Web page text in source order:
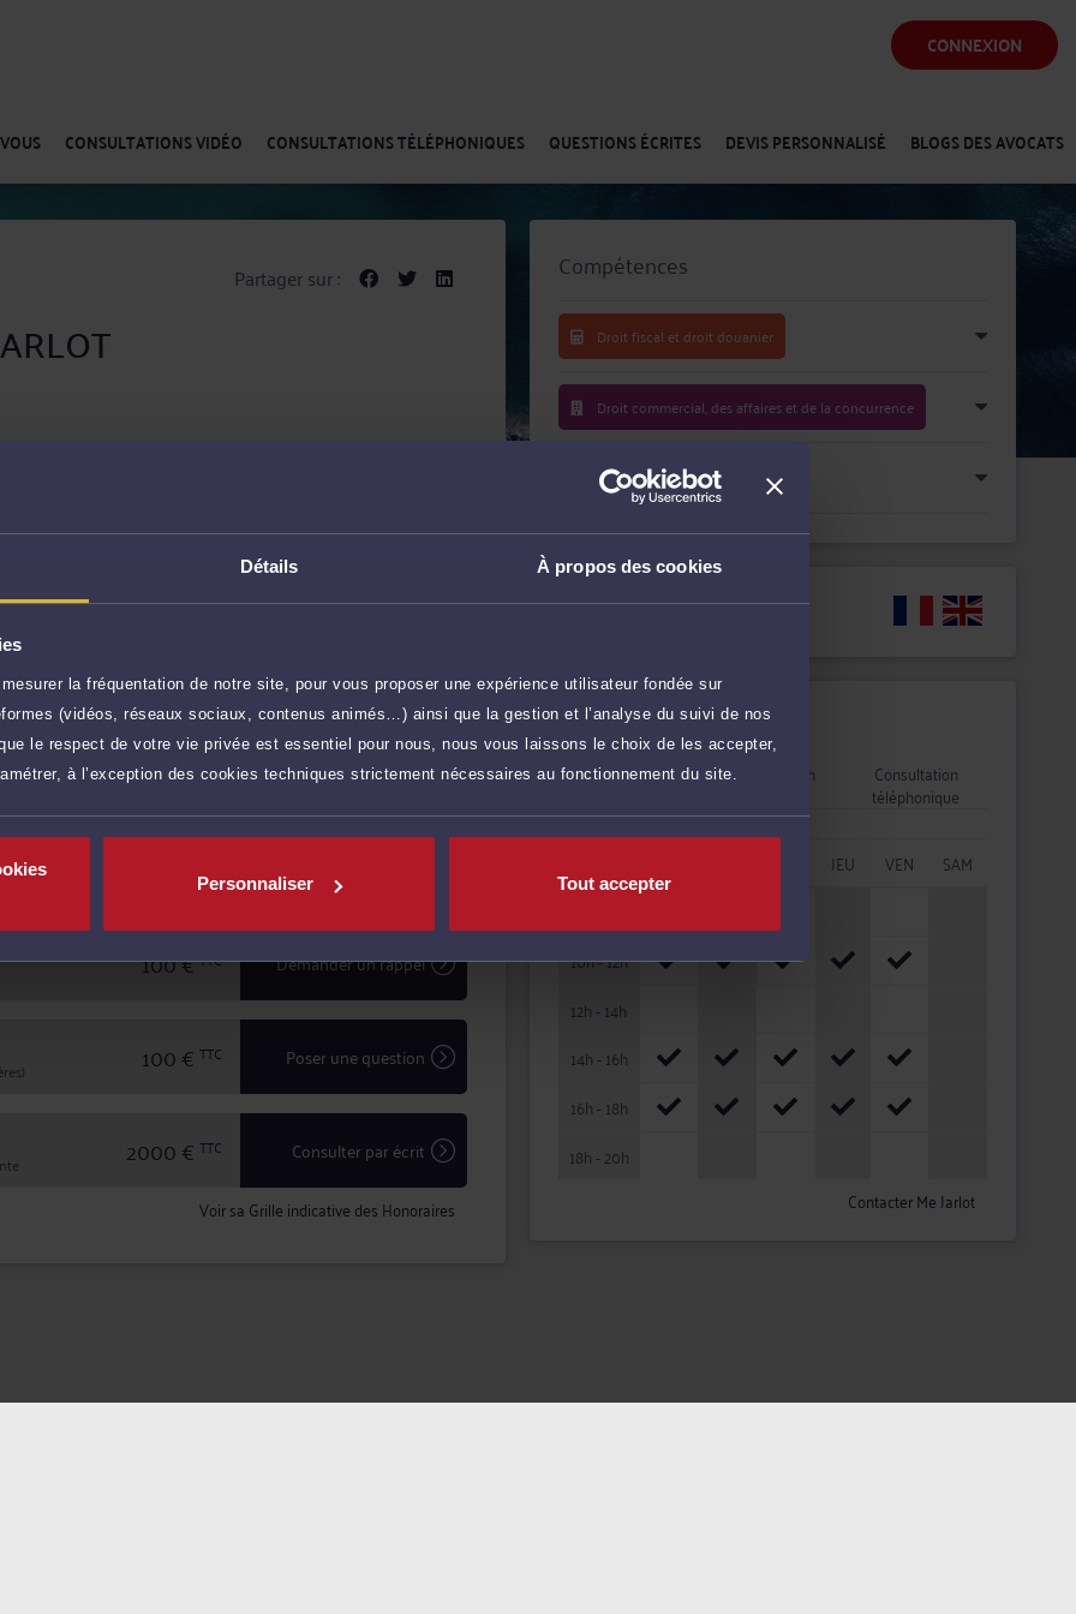
Détails À propos des cookies
la fréquentation de notre site, pour vous proposer une expérience utilisateur fondée sur
(vidéos, réseaux sociaux, contenus animés…) ainsi que la gestion et l’analyse du suivi de nos
le respect de votre vie privée est essentiel pour nous, nous vous laissons le choix de les accepter,
à l’exception des cookies techniques strictement nécessaires au fonctionnement du site.
Personnaliser Tout accepter
CONNEXION
CONSULTATIONS VIDÉO CONSULTATIONS TÉLÉPHONIQUES QUESTIONS ÉCRITES DEVIS PERSONNALISÉ BLOGS DES AVOCATS
Partager sur :
Havre. Ses domaines de compétences principaux
et de la concurrence et Droit de la propriété
de conseil, comme les consultations
en passant par la prise en charge des
avec ses clients pour mettre en
défendre leurs intérêts avec ténacité et efficacité.
plus
150 € TTC Prendre RDV
150 €
100 €TTC Demander un rappel
100 € TTC Poser une question
2000 € TTC
Consulter par écrit
Voir sa Grille indicative des Honoraires
Compétences
Droit fiscal et droit douanier
Droit commercial, des affaires et de la concurrence
Droit des transports
Langues
Disponibilités
Rendez-vous Consultation Consultation
téléphonique
JEU VEN
SAM
10h - 12h
12h - 14h
14h - 16h
16h - 18h
18h - 20h
Contacter Me Jarlot